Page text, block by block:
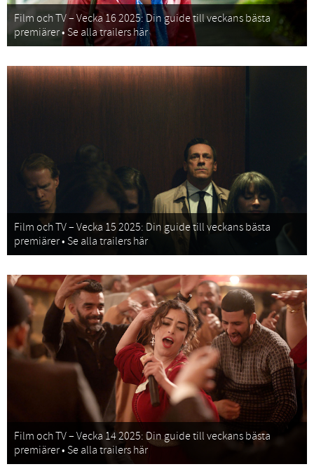
Film och TV – Vecka 16 2025: Din guide till veckans bästa
premiärer • Se alla trailers här
Film och TV – Vecka 15 2025: Din guide till veckans bästa
premiärer • Se alla trailers här
Film och TV – Vecka 14 2025: Din guide till veckans bästa
premiärer • Se alla trailers här